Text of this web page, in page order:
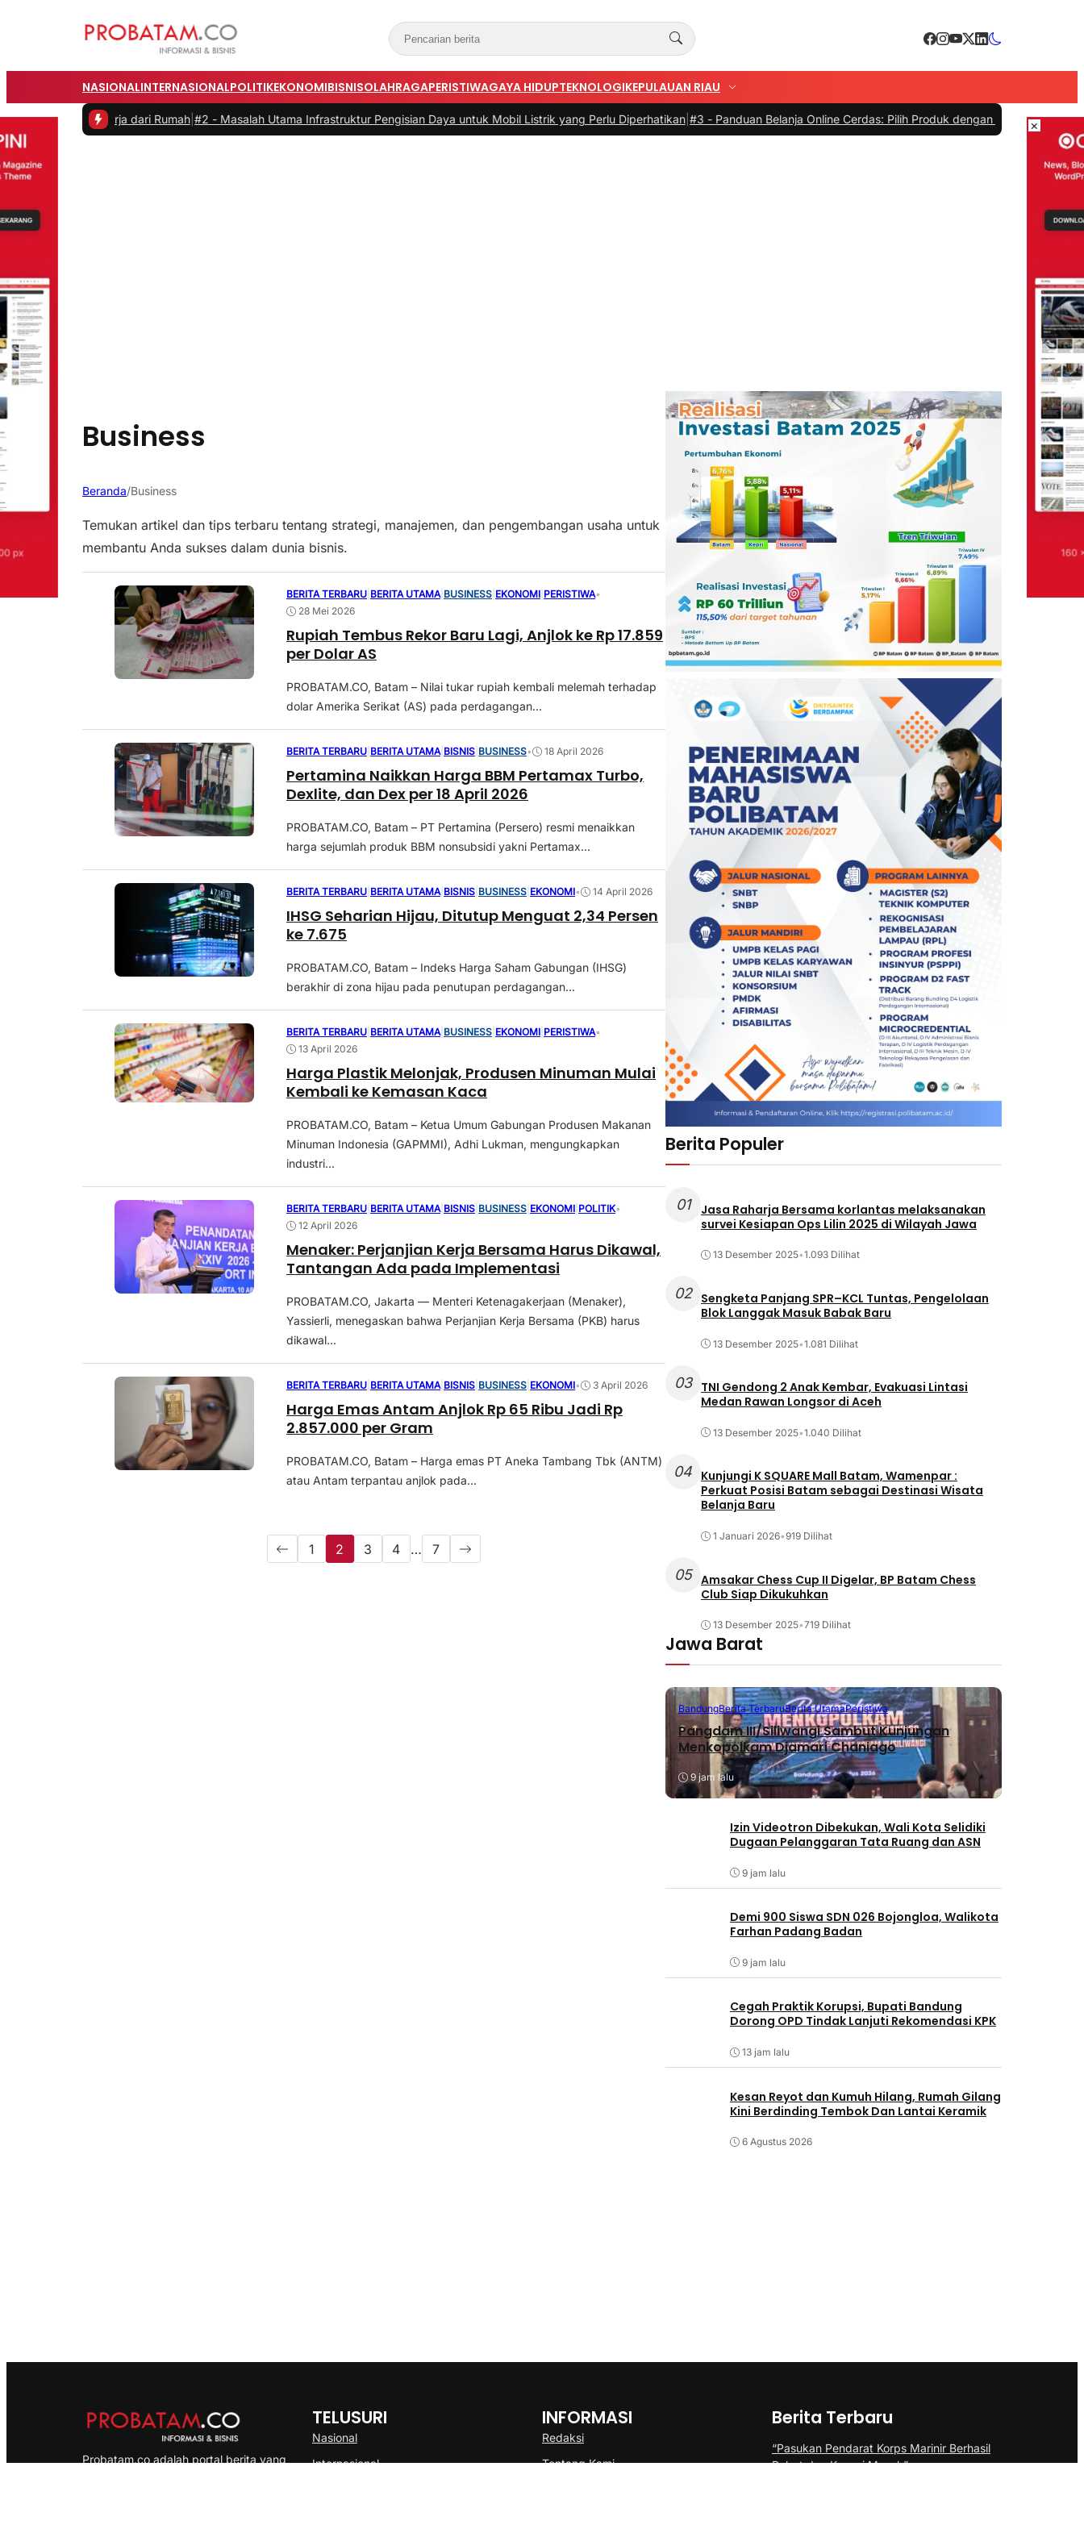
NASIONALINTERNASIONALPOLITIKEKONOMIBISNISOLAHRAGAPERISTIWAGAYA HIDUPTEKNOLOGIKEPULAUAN RIAU
Bekerja dari Rumah |#2 -Masalah Utama Infrastruktur Pengisian Daya untuk Mobil Listrik yang Perlu Diperhatikan|#3 -Panduan Belanja Online Cerdas: Pilih Produk dengan Bijak dan Hindari Penipuan|
Business
Beranda/Business
Temukan artikel dan tips terbaru tentang strategi, manajemen, dan pengembangan usaha untuk
membantu Anda sukses dalam dunia bisnis.
BERITA TERBARU BERITA UTAMA BUSINESS EKONOMI PERISTIWA•
28 Mei 2026
Rupiah Tembus Rekor Baru Lagi, Anjlok ke Rp 17.859
per Dolar AS
PROBATAM.CO, Batam – Nilai tukar rupiah kembali melemah terhadap
dolar Amerika Serikat (AS) pada perdagangan...
BERITA TERBARU BERITA UTAMA BISNIS BUSINESS• 18 April 2026
Pertamina Naikkan Harga BBM Pertamax Turbo,
Dexlite, dan Dex per 18 April 2026
PROBATAM.CO, Batam – PT Pertamina (Persero) resmi menaikkan
harga sejumlah produk BBM nonsubsidi yakni Pertamax...
BERITA TERBARU BERITA UTAMA BISNIS BUSINESS EKONOMI• 14 April 2026
IHSG Seharian Hijau, Ditutup Menguat 2,34 Persen
ke 7.675
PROBATAM.CO, Batam – Indeks Harga Saham Gabungan (IHSG)
berakhir di zona hijau pada penutupan perdagangan...
BERITA TERBARU BERITA UTAMA BUSINESS EKONOMI PERISTIWA•
13 April 2026
Harga Plastik Melonjak, Produsen Minuman Mulai
Kembali ke Kemasan Kaca
PROBATAM.CO, Batam – Ketua Umum Gabungan Produsen Makanan
Minuman Indonesia (GAPMMI), Adhi Lukman, mengungkapkan
industri...
BERITA TERBARU BERITA UTAMA BISNIS BUSINESS EKONOMI POLITIK•
12 April 2026
Menaker: Perjanjian Kerja Bersama Harus Dikawal,
Tantangan Ada pada Implementasi
PROBATAM.CO, Jakarta — Menteri Ketenagakerjaan (Menaker),
Yassierli, menegaskan bahwa Perjanjian Kerja Bersama (PKB) harus
dikawal...
BERITA TERBARU BERITA UTAMA BISNIS BUSINESS EKONOMI• 3 April 2026
Harga Emas Antam Anjlok Rp 65 Ribu Jadi Rp
2.857.000 per Gram
PROBATAM.CO, Batam – Harga emas PT Aneka Tambang Tbk (ANTM)
atau Antam terpantau anjlok pada...
1 2 3 4 … 7
Berita Populer
01
Jasa Raharja Bersama korlantas melaksanakan
survei Kesiapan Ops Lilin 2025 di Wilayah Jawa
13 Desember 2025•1.093 Dilihat
02
Sengketa Panjang SPR–KCL Tuntas, Pengelolaan
Blok Langgak Masuk Babak Baru
13 Desember 2025•1.081 Dilihat
03
TNI Gendong 2 Anak Kembar, Evakuasi Lintasi
Medan Rawan Longsor di Aceh
13 Desember 2025•1.040 Dilihat
04 Kunjungi K SQUARE Mall Batam, Wamenpar :
Perkuat Posisi Batam sebagai Destinasi Wisata
Belanja Baru
1 Januari 2026•919 Dilihat
05 Amsakar Chess Cup II Digelar, BP Batam Chess
Club Siap Dikukuhkan
13 Desember 2025•719 Dilihat
Jawa Barat
BandungBerita TerbaruBerita UtamaPeristiwa
Pangdam III/Siliwangi Sambut Kunjungan
Menkopolkam Djamari Chaniago
9 jam lalu
Izin Videotron Dibekukan, Wali Kota Selidiki
Dugaan Pelanggaran Tata Ruang dan ASN
9 jam lalu
Demi 900 Siswa SDN 026 Bojongloa, Walikota
Farhan Padang Badan
9 jam lalu
Cegah Praktik Korupsi, Bupati Bandung
Dorong OPD Tindak Lanjuti Rekomendasi KPK
13 jam lalu
Kesan Reyot dan Kumuh Hilang, Rumah Gilang
Kini Berdinding Tembok Dan Lantai Keramik
6 Agustus 2026
Probatam.co adalah portal berita yang
TELUSURI
Nasional
Internasional
INFORMASI
Redaksi
Tentang Kami
Berita Terbaru
“Pasukan Pendarat Korps Marinir Berhasil
Rebut dan Kuasai Musuh”
×